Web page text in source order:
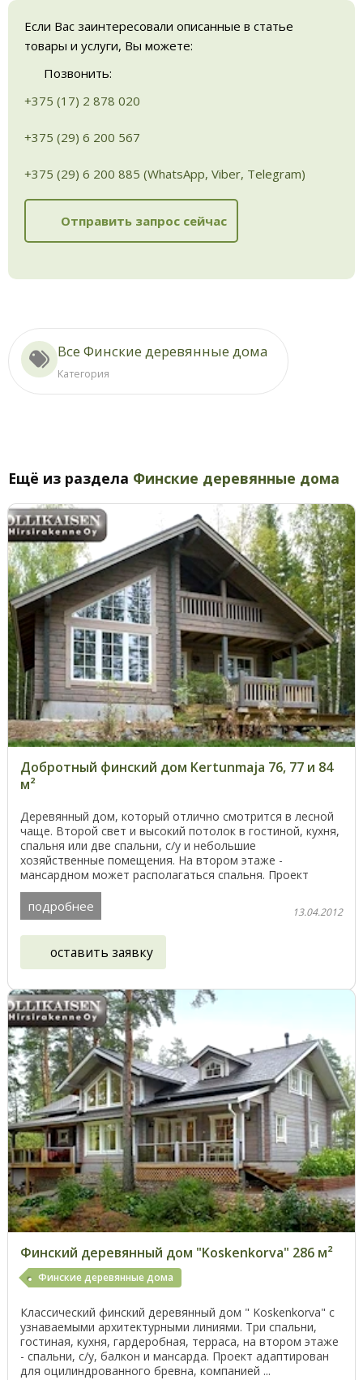
Если Вас заинтересовали описанные в статье
товары и услуги, Вы можете:
Позвонить:
+375 (17) 2 878 020
+375 (29) 6 200 567
+375 (29) 6 200 885 (WhatsApp, Viber, Telegram)
Отправить запрос сейчас
Все Финские деревянные дома
Категория
Ещё из раздела Финские деревянные дома
Добротный финский дом Kertunmaja 76, 77 и 84
м²
Деревянный дом, который отлично смотрится в лесной
чаще. Второй свет и высокий потолок в гостиной, кухня,
спальня или две спальни, с/у и небольшие
хозяйственные помещения. На втором этаже -
мансардном может располагаться спальня. Проект
представлен ...
подробнее 13.04.2012
оставить заявку
Финский деревянный дом "Koskenkorva" 286 м²
Финские деревянные дома
Классический финский деревянный дом " Koskenkorva" с
узнаваемыми архитектурными линиями. Три спальни,
гостиная, кухня, гардеробная, терраса, на втором этаже
- спальни, с/у, балкон и мансарда. Проект адаптирован
для оцилиндрованного бревна, компанией ...